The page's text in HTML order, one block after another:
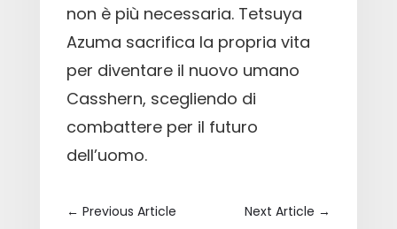
non è più necessaria. Tetsuya
Azuma sacrifica la propria vita
per diventare il nuovo umano
Casshern, scegliendo di
combattere per il futuro
dell’uomo.
← Previous Article Next Article →